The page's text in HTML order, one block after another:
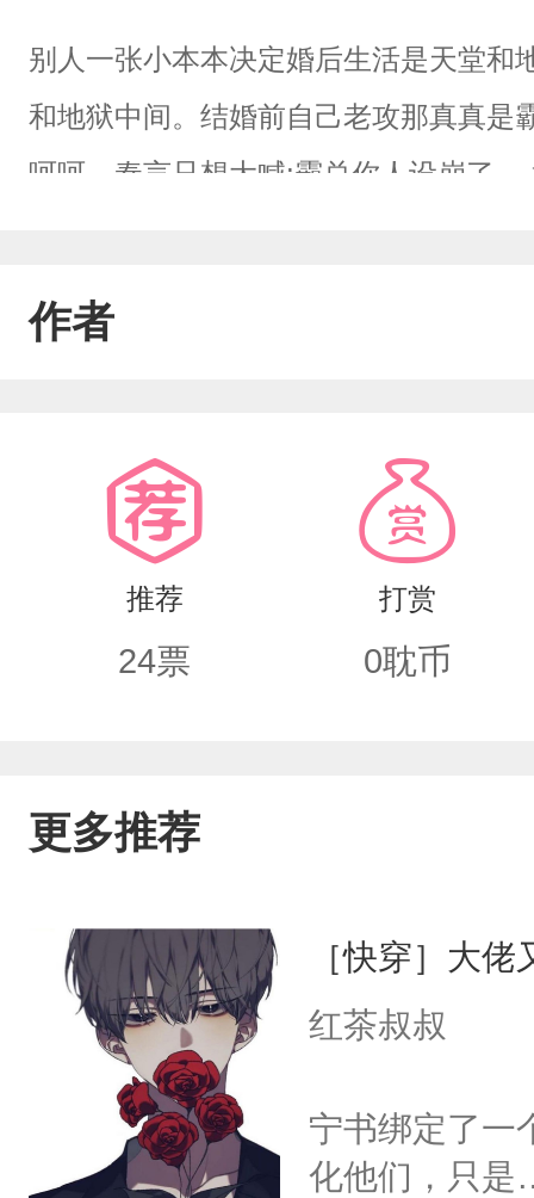
别人一张小本本决定婚后生活是天堂和
和地狱中间。结婚前自己老攻那真真是
呵呵，秦言只想大喊:霸总你人设崩了
总的沈跌林哪能说离就离，直接抢过
凑合过吧，说不一定还能拯救一下呢。
作者
推荐
24票
打赏
0耽币
更多推荐
［快穿］大
红茶叔叔
宁书绑定了一
化他们，只是